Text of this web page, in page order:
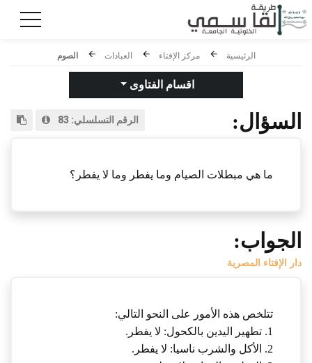
الرئيسية مركز الإفتاء العبادات الصوم
اقسام الفتاوى
السؤال: الرقم التسلسلي: 83
ما هي مبطلات الصيام وما يفطر وما لا يفطر؟
الجواب:
دار الإفتاء المصرية
تتلخص هذه الأمور على النحو التالي:
1. تطهير اليدين بالكحول: لا يفطر.
2. الأكل والشرب ناسيا: لا يفطر.